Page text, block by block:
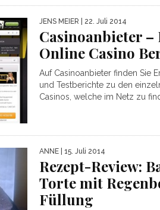
JENS MEIER | 22. Juli 2014
Casinoanbieter –
Online Casino
Auf Casinoanbieter finden Sie
und Testberichte zu den
Casinos, welche im Netz zu
ANNE | 15. Juli 2014
Rezept-Review:
Torte mit
Füllung